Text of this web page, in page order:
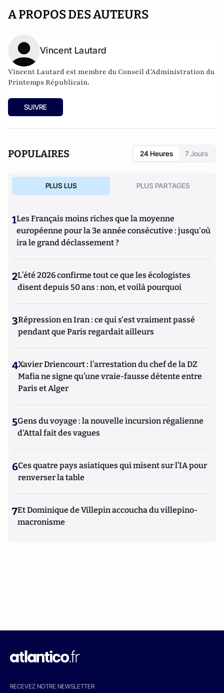
A PROPOS DES AUTEURS
Vincent Lautard
Vincent Lautard est membre du Conseil d’Administration du
Printemps Républicain.
SUIVRE
POPULAIRES 24 Heures 7 Jours
PLUS LUS PLUS PARTAGES
1Les Français moins riches que la moyenne
européenne pour la 3e année consécutive : jusqu'où
ira le grand déclassement ?
2L’été 2026 confirme tout ce que les écologistes
disent depuis 50 ans : non, et voilà pourquoi
3Répression en Iran : ce qui s'est vraiment passé
pendant que Paris regardait ailleurs
4Xavier Driencourt : l’arrestation du chef de la DZ
Mafia ne signe qu’une vraie-fausse détente entre
Paris et Alger
5Gens du voyage : la nouvelle incursion régalienne
d'Attal fait des vagues
6Ces quatre pays asiatiques qui misent sur l’IA pour
renverser la table
7Et Dominique de Villepin accoucha du villepino-
macronisme
RECEVEZ NOTRE NEWSLETTER